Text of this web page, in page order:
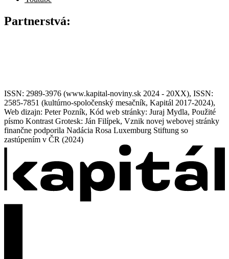
Partnerstvá:
ISSN: 2989-3976 (www.kapital-noviny.sk 2024 - 20XX), ISSN:
2585-7851 (kultúrno-spoločenský mesačník, Kapitál 2017-2024),
Web dizajn: Peter Pozník, Kód web stránky: Juraj Mydla, Použité
písmo Kontrast Grotesk: Ján Filípek, Vznik novej webovej stránky
finančne podporila Nadácia Rosa Luxemburg Stiftung so
zastúpením v ČR (2024)